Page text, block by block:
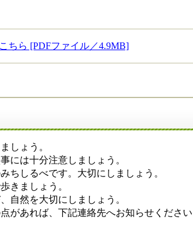
ちら [PDFファイル／4.9MB]
しょう。
には十分注意しましょう。
ちしるべです。大切にしましょう。
きましょう。
自然を大切にしましょう。
があれば、下記連絡先へお知らせください